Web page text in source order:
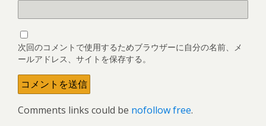
次回のコメントで使用するためブラウザーに自分の名前、メ
ールアドレス、サイトを保存する。
Comments links could be nofollow free.